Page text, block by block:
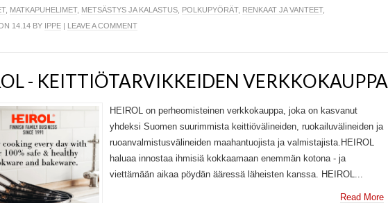
, MATKAPUHELIMET, METSÄSTYS JA KALASTUS POLKUPYÖRÄT, RENKAAT JA VANTEET,
14.14 BY IPPE | LEAVE A COMMENT
- KEITTIÖTARVIKKEIDEN VERKKOKAUPPA
HEIROL on perheomisteinen verkkokauppa, joka on kasvanut
yhdeksi Suomen suurimmista keittiövälineiden, ruokailuvälineiden ja
ruoanvalmistusvälineiden maahantuojista ja valmistajista.HEIROL
haluaa innostaa ihmisiä kokkaamaan enemmän kotona - ja
viettämään aikaa pöydän ääressä läheisten kanssa. HEIROL...
Read More